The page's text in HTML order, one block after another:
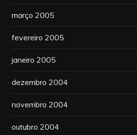
março 2005
fevereiro 2005
janeiro 2005
dezembro 2004
novembro 2004
outubro 2004